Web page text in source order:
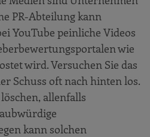
PR-Abteilung kann
YouTube peinliche Videos
wie
wird. Versuchen Sie das
Schuss oft nach hinten los.
allenfalls
kann solchen